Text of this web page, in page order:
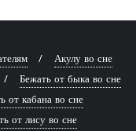
Акулу во сне
Бежать от быка во сне
от кабана во сне
от лису во сне